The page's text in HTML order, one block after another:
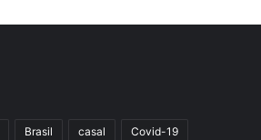
Brasil casal Covid-19